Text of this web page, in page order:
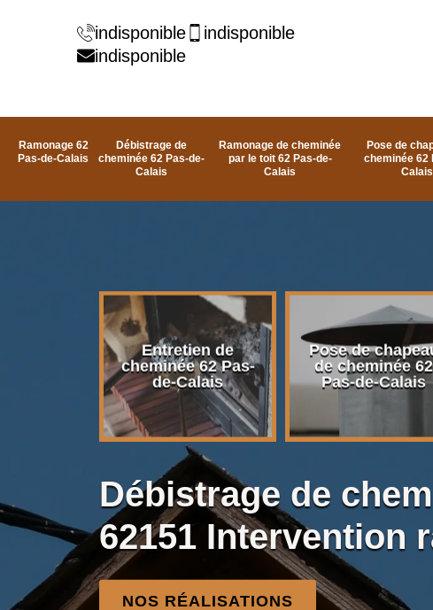
indisponible
indisponible
indisponible
Ramonage 62
Pas-de-Calais
Débistrage de
cheminée 62 Pas-de-
Calais
Ramonage de cheminée
par le toit 62 Pas-de-
Calais
Pose de
cheminée 62
Calais
Entretien de
cheminée 62 Pas-
de-Calais
Pose de
de cheminée 62
Pas-de-Calais
Débistrage de
62151 Intervention
NOS RÉALISATIONS